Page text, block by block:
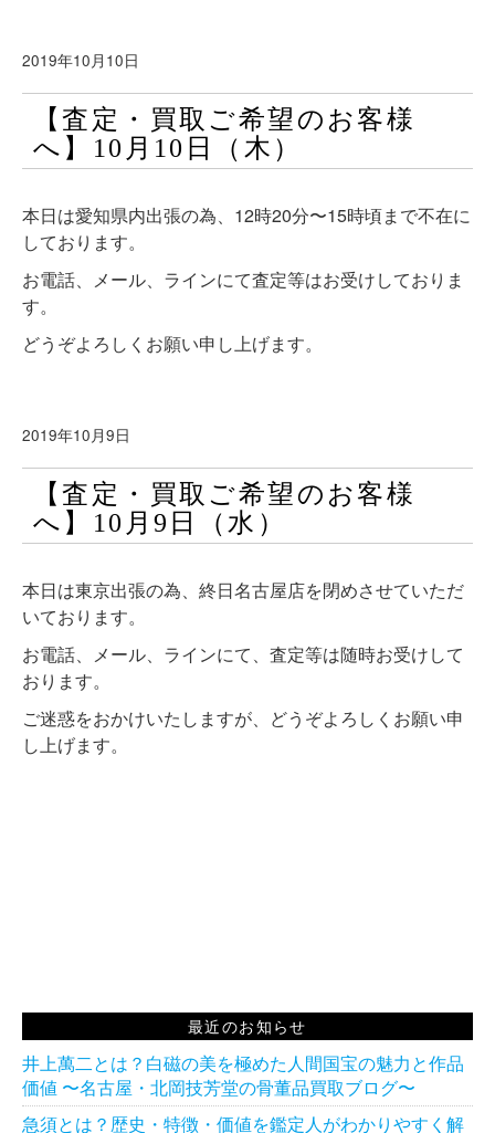
2019年10月10日
【査定・買取ご希望のお客様
へ】10月10日（木）
本日は愛知県内出張の為、12時20分〜15時頃まで不在に
しております。
お電話、メール、ラインにて査定等はお受けしておりま
す。
どうぞよろしくお願い申し上げます。
2019年10月9日
【査定・買取ご希望のお客様
へ】10月9日（水）
本日は東京出張の為、終日名古屋店を閉めさせていただ
いております。
お電話、メール、ラインにて、査定等は随時お受けして
おります。
ご迷惑をおかけいたしますが、どうぞよろしくお願い申
し上げます。
最近のお知らせ
井上萬二とは？白磁の美を極めた人間国宝の魅力と作品
価値 〜名古屋・北岡技芳堂の骨董品買取ブログ〜
急須とは？歴史・特徴・価値を鑑定人がわかりやすく解